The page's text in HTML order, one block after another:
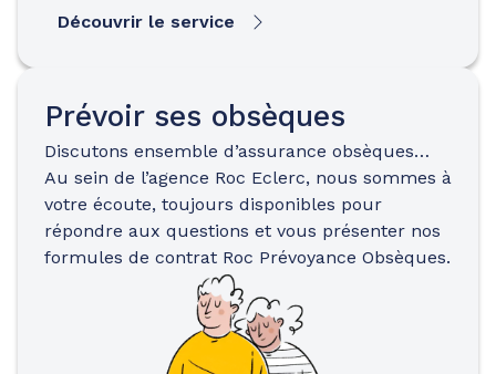
Découvrir le service
Prévoir ses obsèques
Discutons ensemble d’assurance obsèques…
Au sein de l’agence Roc Eclerc, nous sommes à
votre écoute, toujours disponibles pour
répondre aux questions et vous présenter nos
formules de contrat Roc Prévoyance Obsèques.